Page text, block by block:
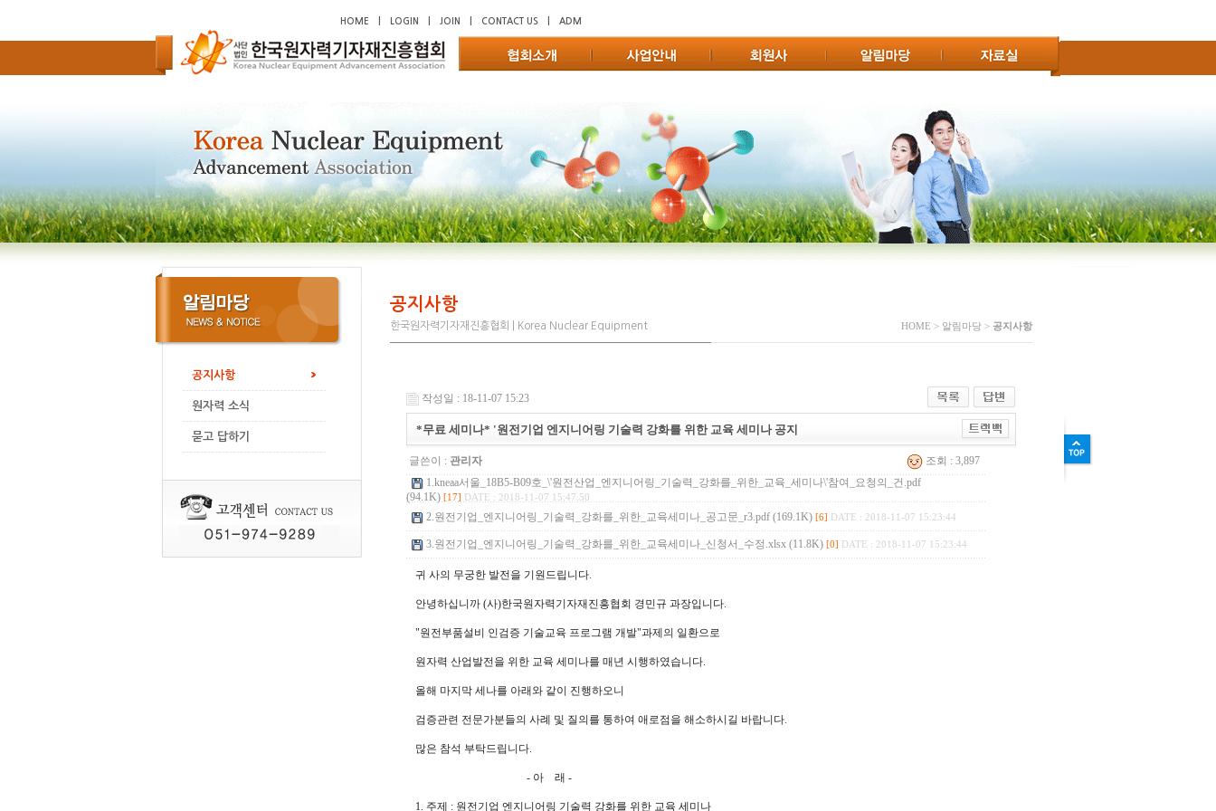
HOME LOGIN JOIN CONTACT US ADM
공지사항
원자력 소식
묻고 답하기
공지사항
한국원자력기자재진흥협회 | Korea Nuclear Equipment HOME > 알림마당 > 공지사항
작성일 : 18-11-07 15:23
*무료 세미나* '원전기업 엔지니어링 기술력 강화를 위한 교육 세미나 공지
글쓴이 : 관리자
조회 : 3,897
1.kneaa서울_18B5-B09호_\'원전산업_엔지니어링_기술력_강화를_위한_교육_세미나\'참여_요청의_건.pdf
(94.1K) [17] DATE : 2018-11-07 15:47:50
2.원전기업_엔지니어링_기술력_강화를_위한_교육세미나_공고문_r3.pdf (169.1K) [6] DATE : 2018-11-07 15:23:44
3.원전기업_엔지니어링_기술력_강화를_위한_교육세미나_신청서_수정.xlsx (11.8K) [0] DATE : 2018-11-07 15:23:44
귀 사의 무궁한 발전을 기원드립니다.
안녕하십니까 (사)한국원자력기자재진흥협회 경민규 과장입니다.
"원전부품설비 인검증 기술교육 프로그램 개발"과제의 일환으로
원자력 산업발전을 위한 교육 세미나를 매년 시행하였습니다.
올해 마지막 세나를 아래와 같이 진행하오니
검증관련 전문가분들의 사례 및 질의를 통하여 애로점을 해소하시길 바랍니다.
많은 참석 부탁드립니다.
- 아 래 -
1. 주제 : 원전기업 엔지니어링 기술력 강화를 위한 교육 세미나